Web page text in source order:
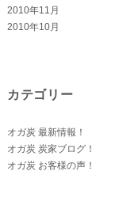
2010年11月
2010年10月
カテゴリー
オガ炭 最新情報！
オガ炭 炭家ブログ！
オガ炭 お客様の声！